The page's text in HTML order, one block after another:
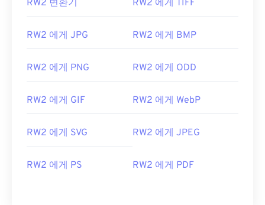
RW2 변환기 RW2 에게 TIFF
RW2 에게 JPG RW2 에게 BMP
RW2 에게 PNG RW2 에게 ODD
RW2 에게 GIF RW2 에게 WebP
RW2 에게 SVG RW2 에게 JPEG
RW2 에게 PS RW2 에게 PDF